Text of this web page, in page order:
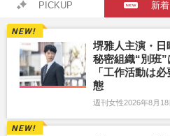
PICKUP 新着
堺雅人主演・日
秘密組織“別班
「工作活動は
態
週刊女性2026年8月